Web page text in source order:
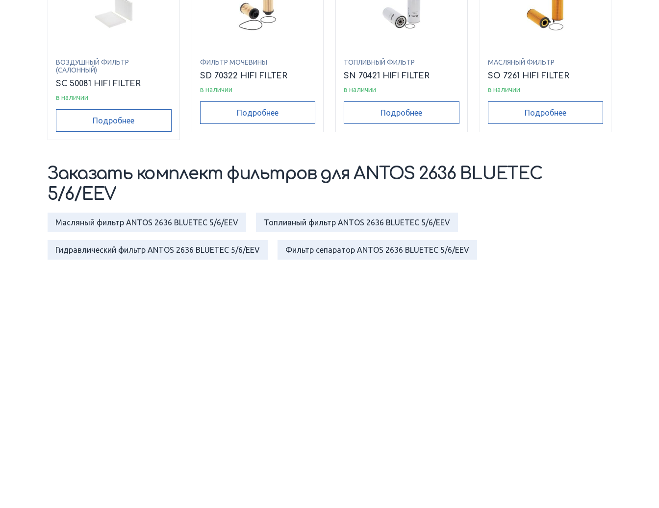
ВОЗДУШНЫЙ ФИЛЬТР
(САЛОННЫЙ)
SC 50081 HIFI FILTER
в наличии
Подробнее
ФИЛЬТР МОЧЕВИНЫ
SD 70322 HIFI FILTER
в наличии
Подробнее
ТОПЛИВНЫЙ ФИЛЬТР
SN 70421 HIFI FILTER
в наличии
Подробнее
МАСЛЯНЫЙ ФИЛЬТР
SO 7261 HIFI FILTER
в наличии
Подробнее
Заказать комплект фильтров для ANTOS 2636 BLUETEC
5/6/EEV
Масляный фильтр ANTOS 2636 BLUETEC 5/6/EEV Топливный фильтр ANTOS 2636 BLUETEC 5/6/EEV
Гидравлический фильтр ANTOS 2636 BLUETEC 5/6/EEV Фильтр сепаратор ANTOS 2636 BLUETEC 5/6/EEV